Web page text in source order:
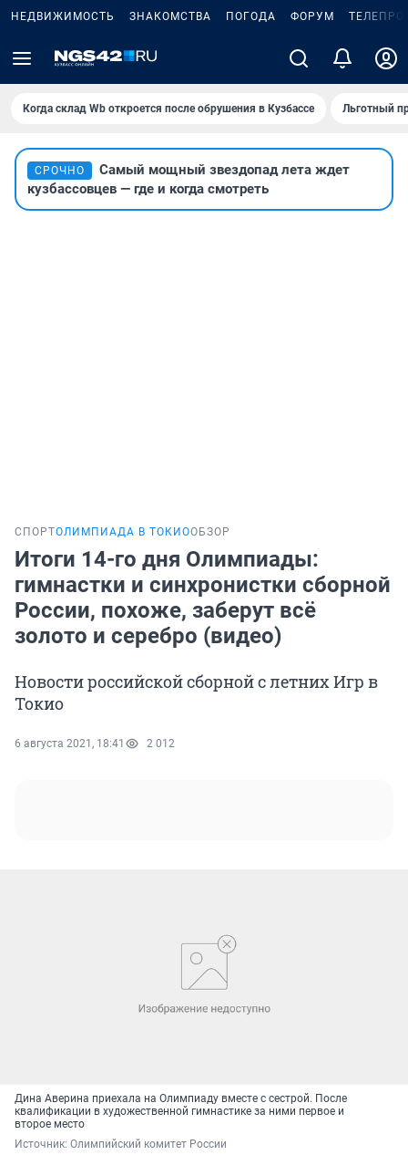
НЕДВИЖИМОСТЬ ЗНАКОМСТВА ПОГОДА ФОРУМ
Когда склад Wb откроется после обрушения в Кузбассе Льготный
СРОЧНО
Самый мощный звездопад лета ждет
кузбассовцев — где и когда смотреть
СПОРТОЛИМПИАДА В ТОКИООБЗОР
Итоги 14-го дня Олимпиады:
гимнастки и синхронистки сборной
России, похоже, заберут всё
золото и серебро (видео)
Новости российской сборной с летних Игр в
Токио
6 августа 2021, 18:41 2 012
Дина Аверина приехала на Олимпиаду вместе с сестрой. После
квалификации в художественной гимнастике за ними первое и
второе место
Источник: Олимпийский комитет России